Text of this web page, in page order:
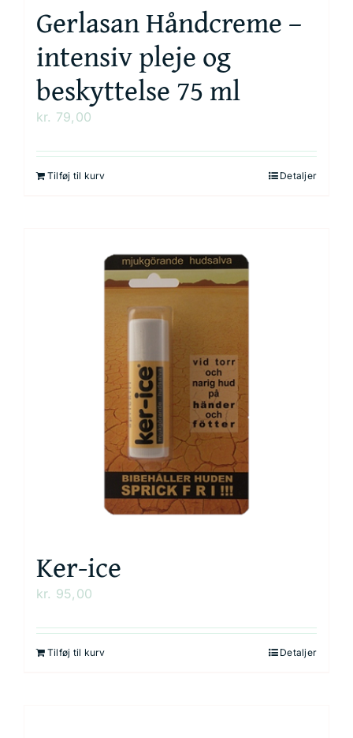
Gerlasan Håndcreme –
intensiv pleje og
beskyttelse 75 ml
kr. 79,00
Tilføj til kurv Detaljer
Ker-ice
kr. 95,00
Tilføj til kurv Detaljer